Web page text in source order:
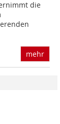
die
mehr